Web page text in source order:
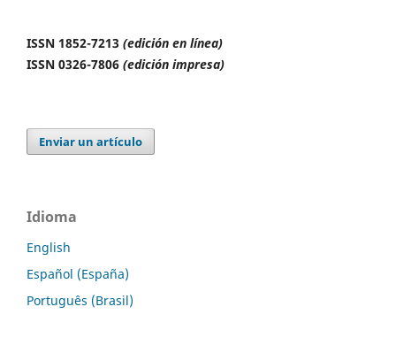
ISSN 1852-7213 (edición en línea)
ISSN 0326-7806 (edición impresa)
Enviar un artículo
Idioma
English
Español (España)
Português (Brasil)